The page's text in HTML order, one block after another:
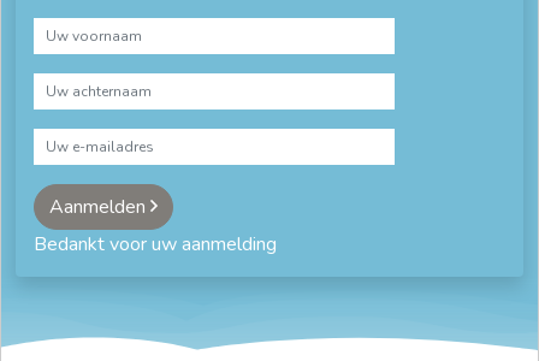
Aanmelden
Bedankt voor uw aanmelding